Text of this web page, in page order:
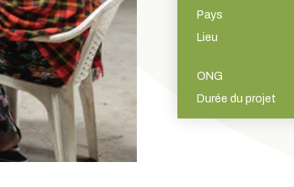
Pays
Lieu
ONG
Durée du projet